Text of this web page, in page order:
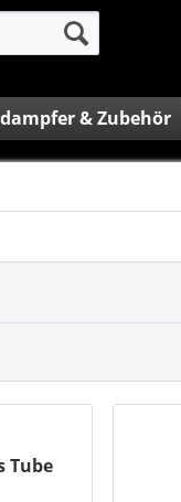
& Zubehör
Tube